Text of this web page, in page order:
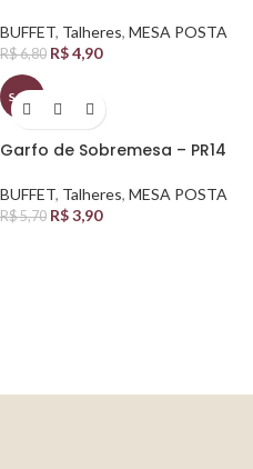
BUFFET, Talheres, MESA POSTA
R$6,80 R$4,90
SALE
Garfo de Sobremesa – PR14
BUFFET, Talheres, MESA POSTA
R$5,70 R$3,90